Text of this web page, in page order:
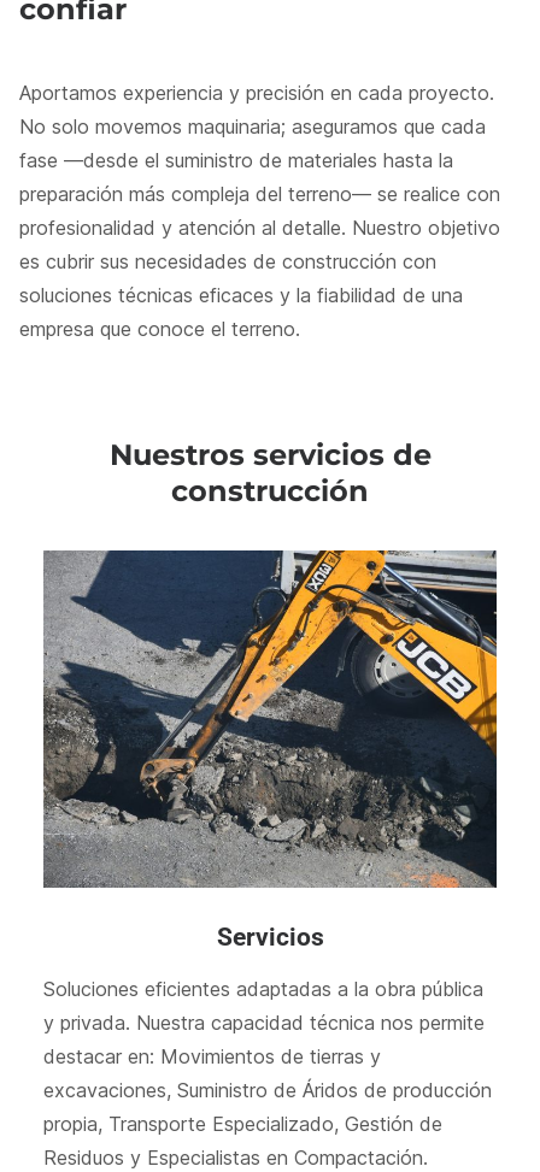
confiar
Aportamos experiencia y precisión en cada proyecto.
No solo movemos maquinaria; aseguramos que cada
fase —desde el suministro de materiales hasta la
preparación más compleja del terreno— se realice con
profesionalidad y atención al detalle. Nuestro objetivo
es cubrir sus necesidades de construcción con
soluciones técnicas eficaces y la fiabilidad de una
empresa que conoce el terreno.
Nuestros servicios de
construcción
Servicios
Soluciones eficientes adaptadas a la obra pública
y privada. Nuestra capacidad técnica nos permite
destacar en: Movimientos de tierras y
excavaciones, Suministro de Áridos de producción
propia, Transporte Especializado, Gestión de
Residuos y Especialistas en Compactación.